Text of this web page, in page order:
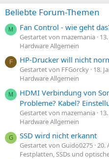
Beliebte Forum-Themen
M Fan Control - wie geht
Gestartet von mazemania
Hardware Allgemein
F HP-Drucker will nicht
Gestartet von FFGorcky 18.
Hardware Allgemein
M
HDMI Verbindung von
Probleme? Kabel?
Gestartet von mazemania
Hardware Allgemein
G SSD wird nicht erkannt
Gestartet von Guido0275 20.
Festplatten, SSDs und